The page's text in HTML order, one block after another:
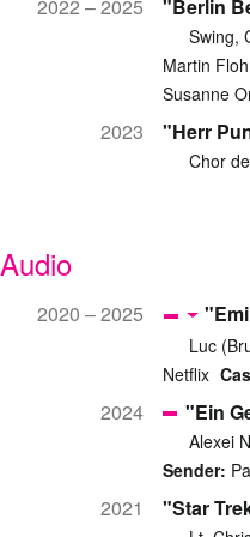
2022 – 2025 "Berlin
Swing,
Martin
Susanne
2023 "Herr
Chor
Audio
2020 – 2025
Luc
Netflix
2024 "Ein
Alexei
Sender:
2021 "Star